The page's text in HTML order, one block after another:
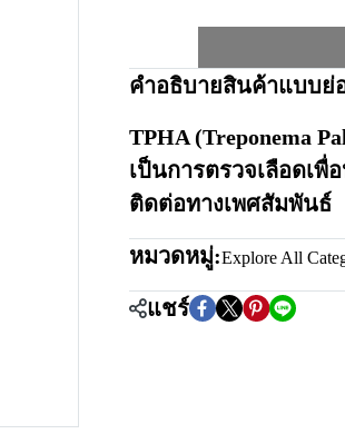
คำอธิบายสินค้าแบบย่
TPHA (Treponema
เป็นการตรวจเลือดเพื่
ติดต่อทางเพศสัมพันธ์
หมวดหมู่:Explore All
แชร์